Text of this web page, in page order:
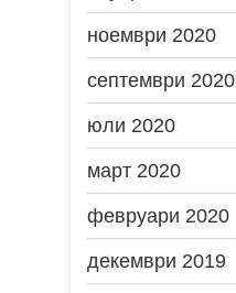
ноември 2020
септември 2020
юли 2020
март 2020
февруари 2020
декември 2019